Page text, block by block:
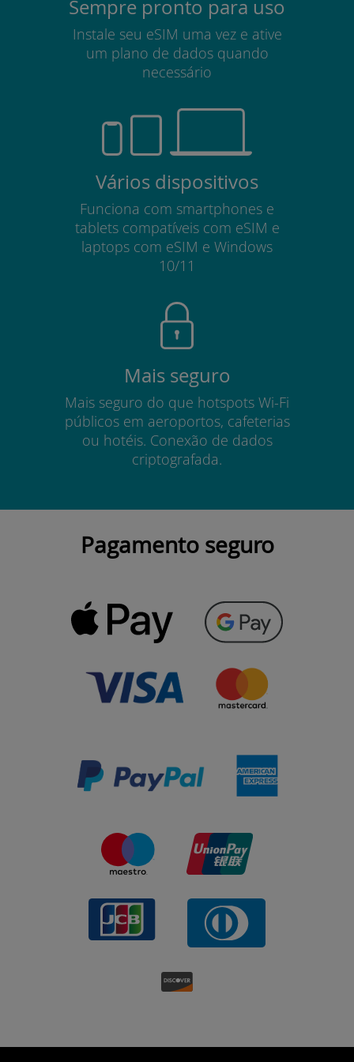
Sempre pronto para uso
Instale seu eSIM uma vez e ative
um plano de dados quando
necessário
Vários dispositivos
Funciona com smartphones e
tablets compatíveis com eSIM e
laptops com eSIM e Windows
10/11
Mais seguro
Mais seguro do que hotspots Wi-Fi
públicos em aeroportos, cafeterias
ou hotéis. Conexão de dados
criptografada.
Pagamento seguro